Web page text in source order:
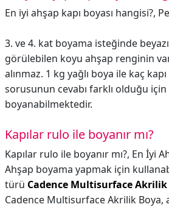
En iyi ahşap kapı boyası hangisi?,
3. ve 4. kat boyama isteğinde
görülebilen koyu ahşap renginin
alınmaz. 1 kg yağlı boya ile kaç
sorusunun cevabı farklı olduğu için
boyanabilmektedir.
Kapılar rulo ile boyanır mı?
Kapılar rulo ile boyanır mı?, En İyi
Ahşap boyama yapmak için
türü Cadence Multisurface Akrilik
Cadence Multisurface Akrilik Boya,